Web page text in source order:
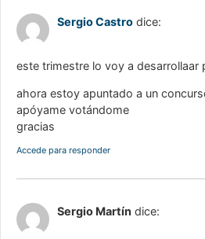
Sergio Castro dice:
este trimestre lo voy a desarrollaar
ahora estoy apuntado a un
apóyame votándome
gracias
Accede para responder
Sergio Martín dice: